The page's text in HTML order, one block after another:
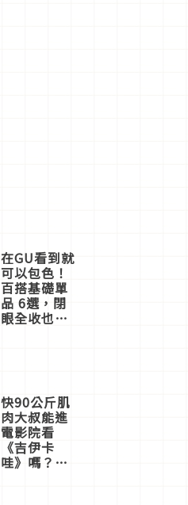
在GU看到就
可以包色！
百搭基礎單
品 6選，閉
眼全收也不
快90公斤肌
肉大叔能進
電影院看
《吉伊卡
哇》嗎？日